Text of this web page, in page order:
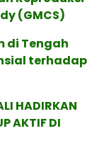
(GMCS)
di Tengah
terhadap
HADIRKAN
AKTIF DI